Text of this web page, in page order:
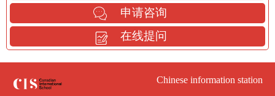
申请咨询
在线提问
Chinese information station